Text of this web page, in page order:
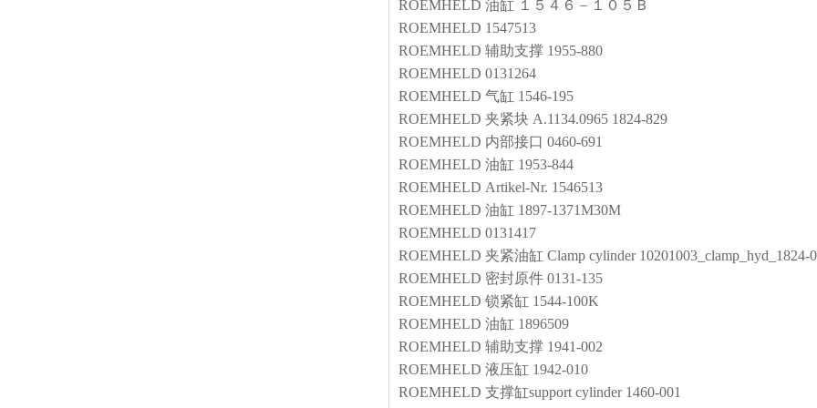
ROEMHELD 油缸 １５４６－１０５Ｂ
ROEMHELD 1547513
ROEMHELD 辅助支撑 1955-880
ROEMHELD 0131264
ROEMHELD 气缸 1546-195
ROEMHELD 夹紧块 A.1134.0965 1824-829
ROEMHELD 内部接口 0460-691
ROEMHELD 油缸 1953-844
ROEMHELD Artikel-Nr. 1546513
ROEMHELD 油缸 1897-1371M30M
ROEMHELD 0131417
ROEMHELD 夹紧油缸 Clamp cylinder 10201003_clamp_hyd_1824-
ROEMHELD 密封原件 0131-135
ROEMHELD 锁紧缸 1544-100K
ROEMHELD 油缸 1896509
ROEMHELD 辅助支撑 1941-002
ROEMHELD 液压缸 1942-010
ROEMHELD 支撑缸support cylinder 1460-001